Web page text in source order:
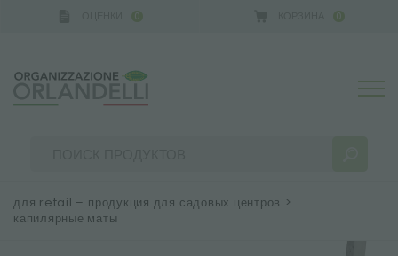
0 0
для retail – продукция для садовых центров >
капилярные маты